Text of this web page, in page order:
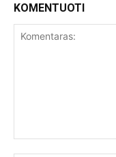
KOMENTUOTI